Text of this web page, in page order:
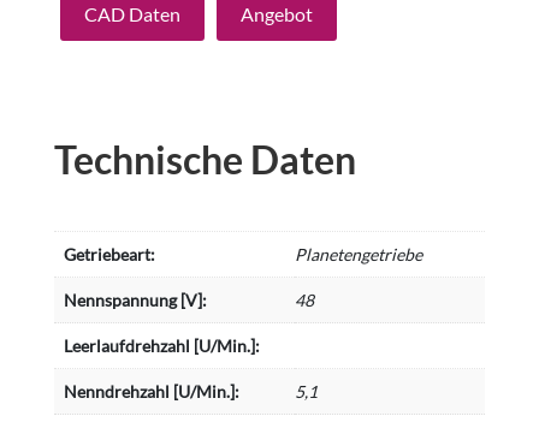
CAD Daten Angebot
Technische Daten
Getriebeart: Planetengetriebe
Nennspannung [V]: 48
Leerlaufdrehzahl [U/Min.]:
Nenndrehzahl [U/Min.]: 5,1